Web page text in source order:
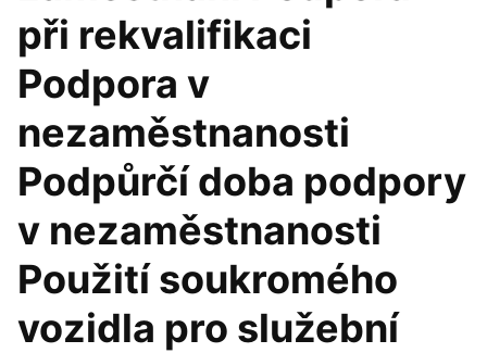
při rekvalifikaci
Podpora v
nezaměstnanosti
Podpůrčí doba podpory
v nezaměstnanosti
Použití soukromého
vozidla pro služební